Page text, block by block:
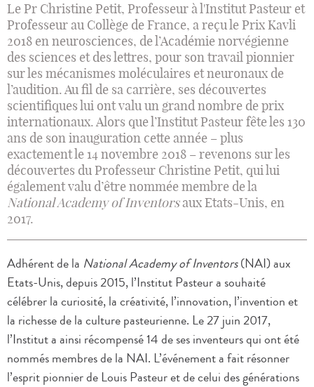
Le Pr Christine Petit, Professeur à l'Institut Pasteur et
Professeur au Collège de France, a reçu le Prix Kavli
2018 en neurosciences, de l’Académie norvégienne
des sciences et des lettres, pour son travail pionnier
sur les mécanismes moléculaires et neuronaux de
l’audition. Au fil de sa carrière, ses découvertes
scientifiques lui ont valu un grand nombre de prix
internationaux. Alors que l’Institut Pasteur fête les 130
ans de son inauguration cette année – plus
exactement le 14 novembre 2018 – revenons sur les
découvertes du Professeur Christine Petit, qui lui
également valu d’être nommée membre de la
National Academy of Inventorsaux Etats-Unis, en
2017.
Adhérent de la National Academy of Inventors(NAI) aux
Etats-Unis, depuis 2015, l’Institut Pasteur a souhaité
célébrer la curiosité, la créativité, l’innovation, l’invention et
la richesse de la culture pasteurienne. Le 27 juin 2017,
l’Institut a ainsi récompensé 14 de ses inventeurs qui ont été
nommés membres de la NAI. L’événement a fait résonner
l’esprit pionnier de Louis Pasteur et de celui des générations